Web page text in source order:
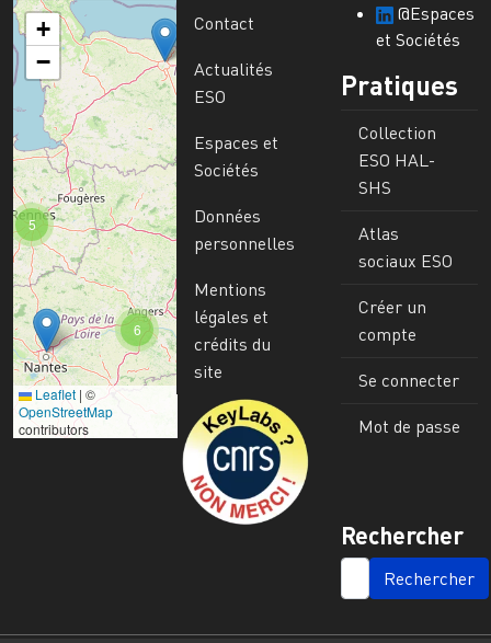
6
5
+
−
Leaflet | ©
OpenStreetMap
contributors
Contact
Actualités
ESO
Espaces et
Sociétés
Données
personnelles
Mentions
légales et
crédits du
site
Image
@Espaces
et Sociétés
Pratiques
Collection
ESO HAL-
SHS
Atlas
sociaux ESO
Créer un
compte
Se connecter
Mot de passe
Rechercher
SEARCH